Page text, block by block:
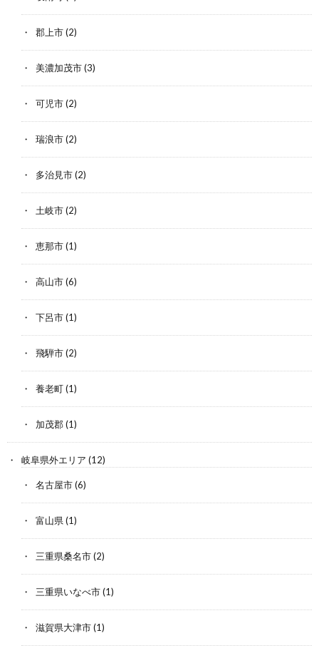
郡上市(2)
美濃加茂市(3)
可児市(2)
瑞浪市(2)
多治見市(2)
土岐市(2)
恵那市(1)
高山市(6)
下呂市(1)
飛騨市(2)
養老町(1)
加茂郡(1)
岐阜県外エリア (12)
名古屋市(6)
富山県(1)
三重県桑名市(2)
三重県いなべ市(1)
滋賀県大津市(1)